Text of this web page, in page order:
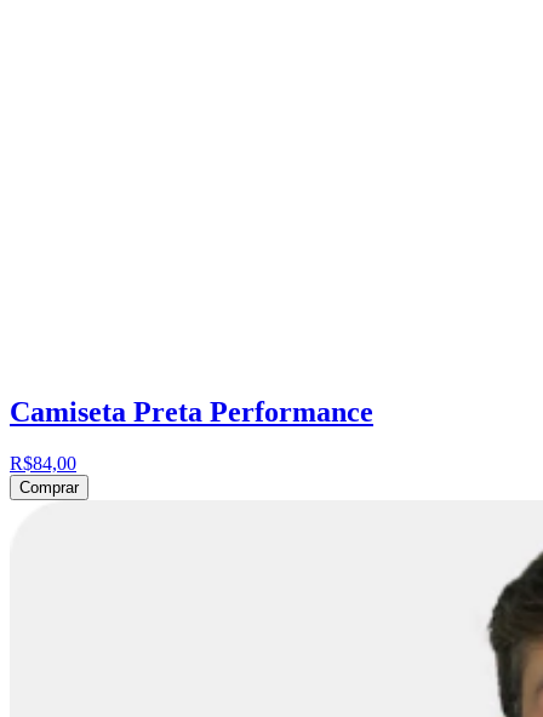
Camiseta Preta Performance
R$84,00
Comprar